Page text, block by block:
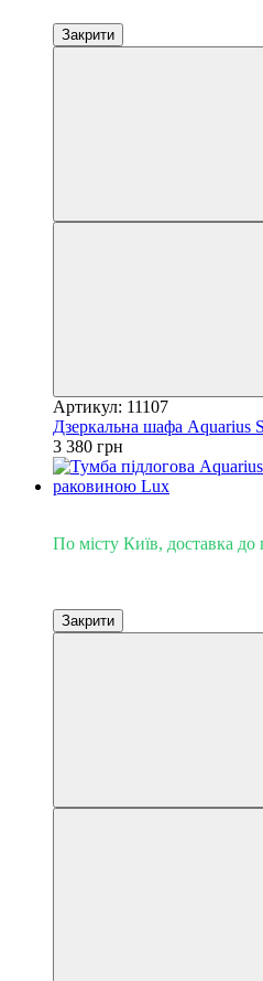
Закрити
Артикул: 11107
Дзеркальна шафа Aquarius
3 380 грн
По місту Київ, доставка
Закрити